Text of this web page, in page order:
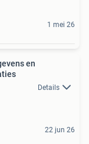
1 mei 26
en
Details
22 jun 26